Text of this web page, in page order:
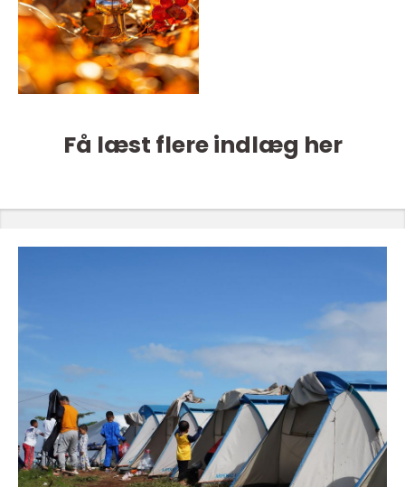
Få læst flere indlæg her